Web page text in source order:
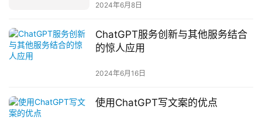
2024年6月8日
ChatGPT服务创新与其他服务结合
的惊人应用
2024年6月16日
使用ChatGPT写文案的优点